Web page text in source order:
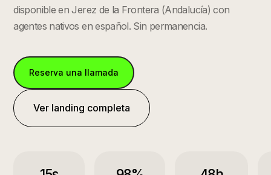
disponible enJerez de la Frontera (Andalucía) con
agentes nativos en español. Sin permanencia.
Reserva una llamada
Ver landing completa